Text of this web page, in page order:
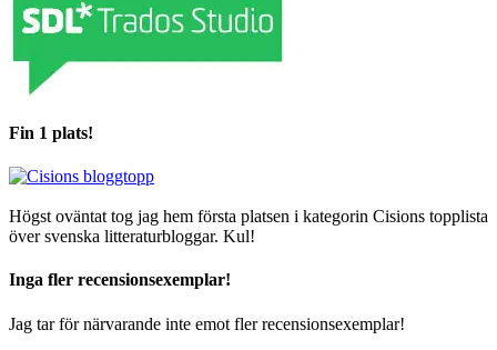
Fin 1 plats!
Högst oväntat tog jag hem första platsen i kategorin Cisions topplista
över svenska litteraturbloggar. Kul!
Inga fler recensionsexemplar!
Jag tar för närvarande inte emot fler recensionsexemplar!